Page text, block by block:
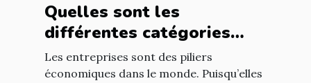
Quelles sont les
différentes catégories
d’entreprise ?
Les entreprises sont des piliers
économiques dans le monde. Puisqu’elles